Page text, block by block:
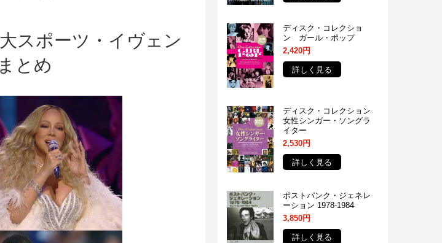
スポーツ・イヴェン
とめ
ディスク・コレクショ
ン ガール・ポップ
2,420円
詳しく見る
ディスク・コレクション
女性シンガー・ソングラ
イター
2,530円
詳しく見る
ポストパンク・ジェネレ
ーション 1978-1984
3,850円
詳しく見る